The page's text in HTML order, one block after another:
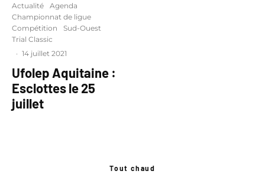
Actualité
Agenda
Championnat de ligue
Compétition
Sud-Ouest
Trial Classic
· 14 juillet 2021
Ufolep Aquitaine :
Esclottes le 25
juillet
Tout chaud